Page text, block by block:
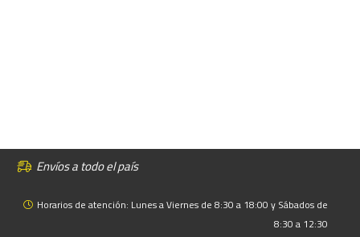
Envíos a todo el país
Horarios de atención: Lunes a Viernes de 8:30 a 18:00 y Sábados de
8:30 a 12:30